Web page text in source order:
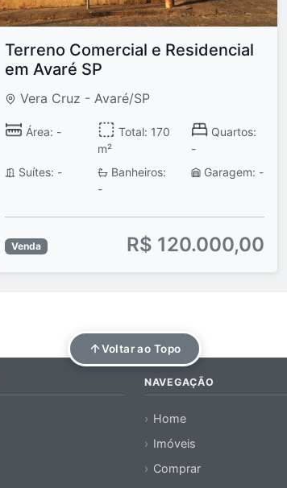
Terreno Comercial e Residencial
em Avaré SP
Vera Cruz - Avaré/SP
Área: -
Total: 170
m²
Quartos:
-
Suítes: -
Banheiros:
-
Garagem: -
Venda R$ 120.000,00
Voltar ao Topo
NAVEGAÇÃO
Home
Imóveis
Comprar